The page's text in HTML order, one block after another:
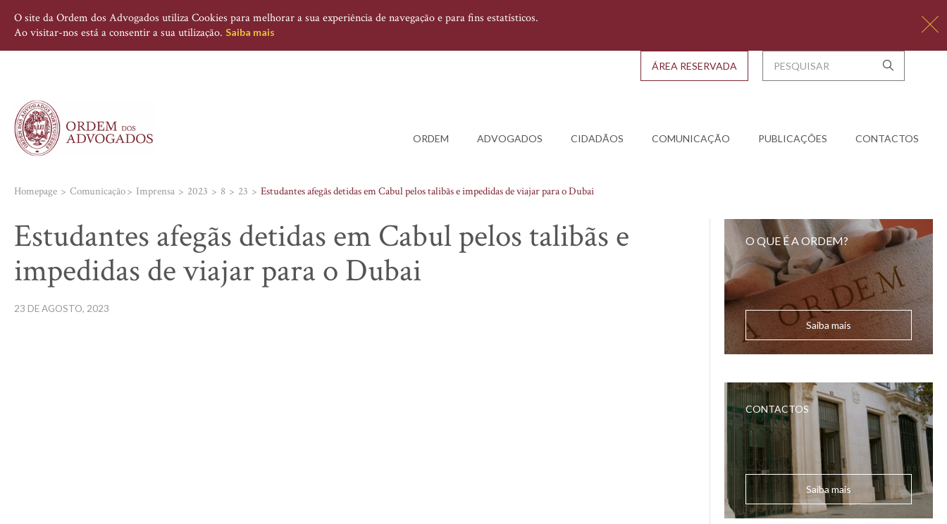
O site da Ordem dos Advogados utiliza Cookies para melhorar a sua experiência de navegação e para fins estatísticos.
Ao visitar-nos está a consentir a sua utilização. Saiba mais
ORDEM ADVOGADOS CIDADÃOS COMUNICAÇÃO PUBLICAÇÕES CONTACTOS
ÁREA RESERVADA
Homepage Comunicação Imprensa 2023 8 23 Estudantes afegãs detidas em Cabul pelos talibãs e impedidas de viajar para o Dubai
Estudantes afegãs detidas em Cabul pelos talibãs e
impedidas de viajar para o Dubai
23 DE AGOSTO, 2023
O QUE É A ORDEM?
Saiba mais
CONTACTOS
Saiba mais